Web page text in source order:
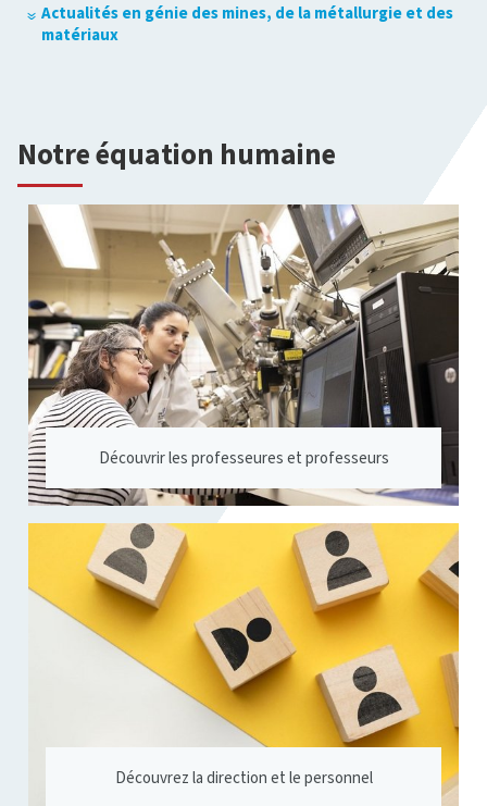
Actualités en génie des mines, de la métallurgie et des
matériaux
Notre équation humaine
Découvrir les professeures et professeurs
Découvrez la direction et le personnel